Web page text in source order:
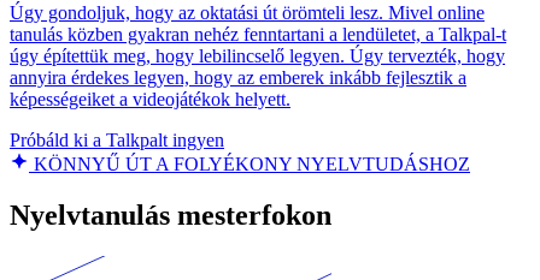
Úgy gondoljuk, hogy az oktatási út örömteli lesz. Mivel online
tanulás közben gyakran nehéz fenntartani a lendületet, a Talkpal-t
úgy építettük meg, hogy lebilincselő legyen. Úgy tervezték, hogy
annyira érdekes legyen, hogy az emberek inkább fejlesztik a
képességeiket a videojátékok helyett.
Próbáld ki a Talkpalt ingyen
KÖNNYŰ ÚT A FOLYÉKONY NYELVTUDÁSHOZ
Nyelvtanulás mesterfokon